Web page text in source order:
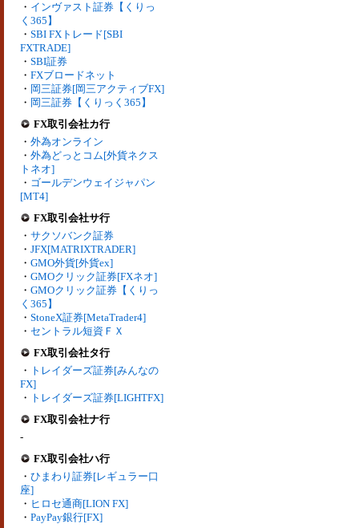
・ インヴァスト証券【くりっ
く365】
・ SBI FXトレード[SBI
FXTRADE]
・ SBI証券
・ FXブロードネット
・ 岡三証券[岡三アクティブFX]
・ 岡三証券【くりっく365】
FX取引会社カ行
・ 外為オンライン
・ 外為どっとコム[外貨ネクス
トネオ]
・ ゴールデンウェイジャパン
[MT4]
FX取引会社サ行
・ サクソバンク証券
・ JFX[MATRIXTRADER]
・ GMO外貨[外貨ex]
・ GMOクリック証券[FXネオ]
・ GMOクリック証券【くりっ
く365】
・ StoneX証券[MetaTrader4]
・ セントラル短資ＦＸ
FX取引会社タ行
・ トレイダーズ証券[みんなの
FX]
・ トレイダーズ証券[LIGHTFX]
FX取引会社ナ行
-
FX取引会社ハ行
・ ひまわり証券[レギュラー口
座]
・ ヒロセ通商[LION FX]
・ PayPay銀行[FX]